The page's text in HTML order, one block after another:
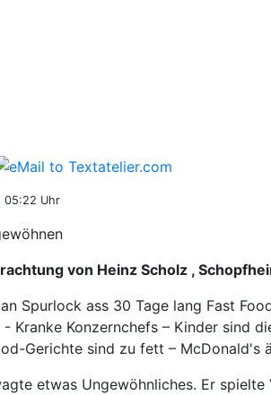
05:22 Uhr
von Heinz Scholz ,
Spurlock ass 30 Tage lang Fast
Kranke Konzernchefs – Kinder sind
Gerichte sind zu fett –
etwas Ungewöhnliches. Er spielte